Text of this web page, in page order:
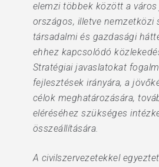
elemzi többek között a város
országos, illetve nemzetközi
társadalmi és gazdasági
ehhez kapcsolódó
Stratégiai javaslatokat
fejlesztések irányára, a
célok meghatározására,
eléréséhez szükséges
összeállítására.
A civilszervezetekkel